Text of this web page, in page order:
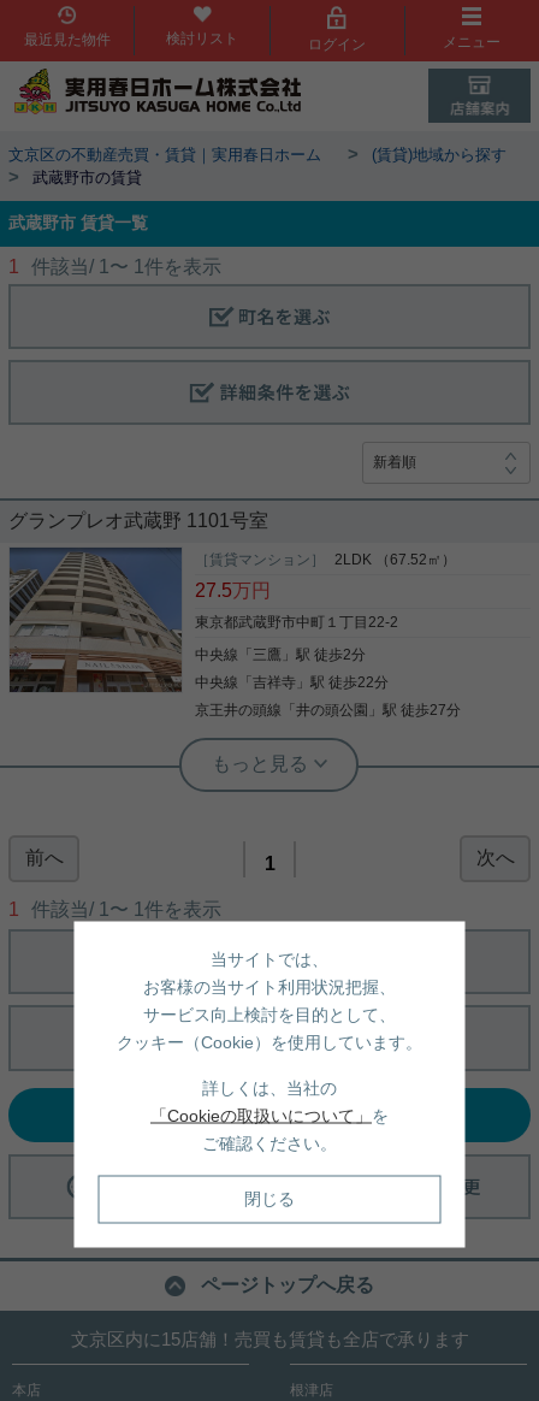
最近見た物件 検討リスト ログイン メニュー
文京区の不動産売買・賃貸｜実用春日ホーム > (賃貸)地域から探す
> 武蔵野市の賃貸
武蔵野市 賃貸一覧
1 件該当/ 1 〜 1 件を表示
グランプレオ武蔵野 1101号室
［賃貸マンション］ 2LDK （67.52㎡）
27.5万円
東京都武蔵野市中町１丁目22-2
中央線 「 三鷹 」駅 徒歩2分
中央線 「吉祥寺 」駅 徒歩22分
京王井の頭線 「井の頭公園 」駅 徒歩27分
実用春日ホーム 千駄木店 今井隼斗
洗濯物の乾きが早い浴室乾燥機があ
駅近好立地の分譲マンション 【グランプレオ武蔵
まで徒歩2分！ 防寒カメラに二重オートロックでセ
キュリティもばっちりなマンションです♪ お部屋は
リビングは広々とした約15帖の広さがあり、 キッチ
ンもカウンター式なので、お子さんを遊ばせながら
家事もこなせます♪ 気になる方はお早めにお問い合
わせください。
詳細を見る
前へ 1 次へ
1 件該当/ 1 〜 1 件を表示
選択中の条件でお問い合わせ
ページトップへ戻る
文京区内に15店舗！売買も賃貸も全店で承ります
本店 根津店
当サイトでは、
お客様の当サイト利用状況把握、
サービス向上検討を目的として、
クッキー（Cookie）を使用しています。
詳しくは、当社の
「Cookieの取扱いについて」 を
ご確認ください。
閉じる